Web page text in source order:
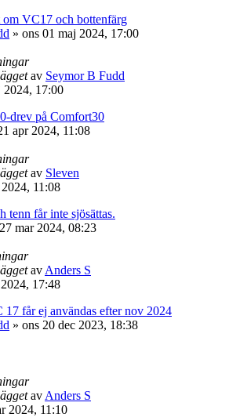
om VC17 och bottenfärg
» ons 01 maj 2024, 17:00
av Seymor B Fudd
2024, 17:00
drev på Comfort30
apr 2024, 11:08
av Sleven
11:08
tenn får inte sjösättas.
mar 2024, 08:23
av Anders S
17:48
17 får ej användas efter nov 2024
» ons 20 dec 2023, 18:38
av Anders S
2024, 11:10